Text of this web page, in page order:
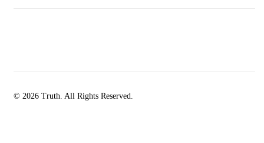
© 2026 Truth. All Rights Reserved.